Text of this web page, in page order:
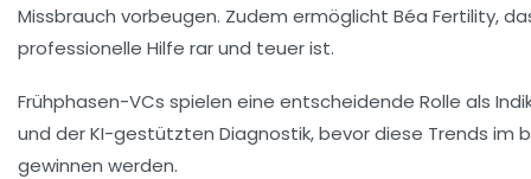
Missbrauch vorbeugen. Zudem ermöglicht Béa Fertility,
professionelle Hilfe rar und teuer ist.
Frühphasen-VCs spielen eine entscheidende Rolle als
und derKI-gestützten Diagnostik, bevor diese Trends im
gewinnen werden.